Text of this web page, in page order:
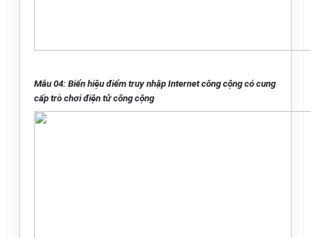
Mẫu 04: Biển hiệu điểm truy nhập Internet công cộng có cung
cấp trò chơi điện tử công cộng